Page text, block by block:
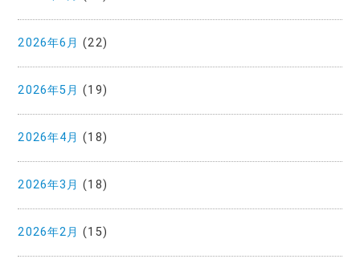
2026年6月 (22)
2026年5月 (19)
2026年4月 (18)
2026年3月 (18)
2026年2月 (15)